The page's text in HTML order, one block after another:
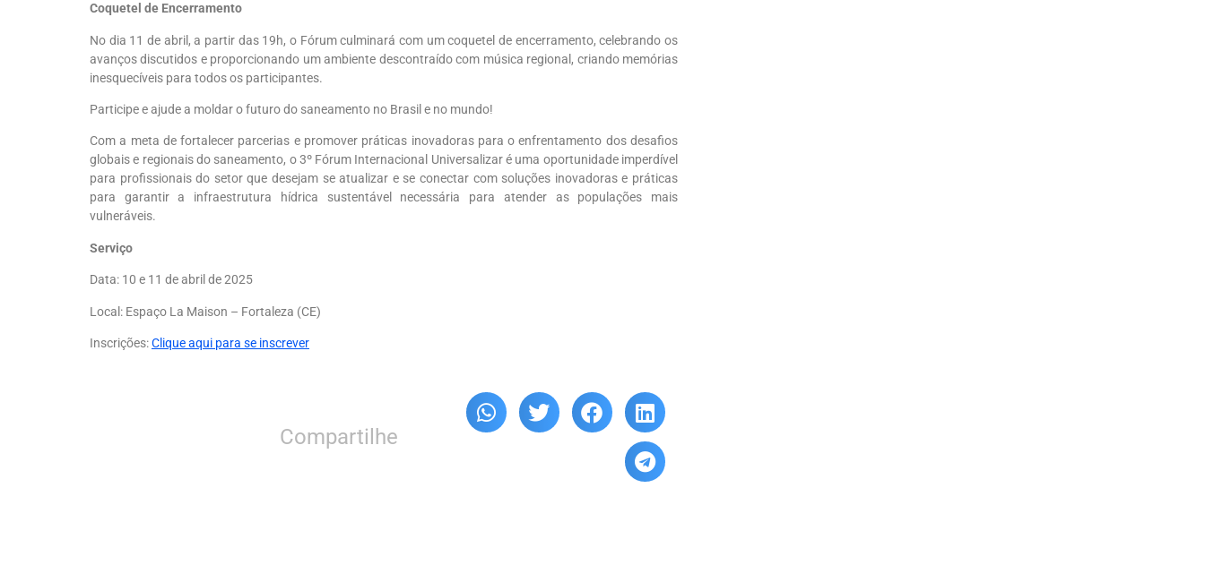
Coquetel de Encerramento
No dia 11 de abril, a partir das 19h, o Fórum culminará com um coquetel de encerramento, celebrando os
avanços discutidos e proporcionando um ambiente descontraído com música regional, criando memórias
inesquecíveis para todos os participantes.
Participe e ajude a moldar o futuro do saneamento no Brasil e no mundo!
Com a meta de fortalecer parcerias e promover práticas inovadoras para o enfrentamento dos desafios
globais e regionais do saneamento, o 3º Fórum Internacional Universalizar é uma oportunidade imperdível
para profissionais do setor que desejam se atualizar e se conectar com soluções inovadoras e práticas
para garantir a infraestrutura hídrica sustentável necessária para atender as populações mais
vulneráveis.
Serviço
Data: 10 e 11 de abril de 2025
Local: Espaço La Maison – Fortaleza (CE)
Inscrições:Clique aqui para se inscrever
Compartilhe